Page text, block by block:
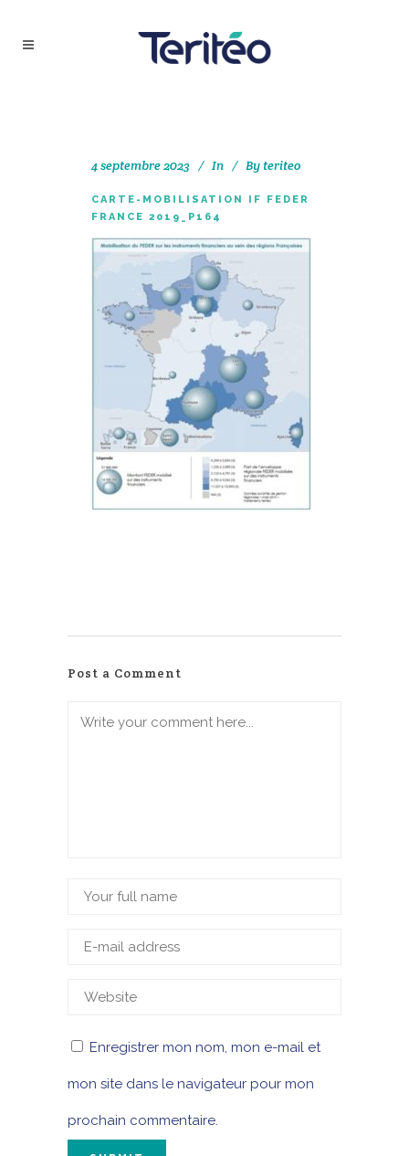
4 septembre 2023 In Byteriteo
CARTE-MOBILISATION IF FEDER
FRANCE 2019_P164
Post a Comment
Enregistrer mon nom, mon e-mail et
mon site dans le navigateur pour mon
prochain commentaire.